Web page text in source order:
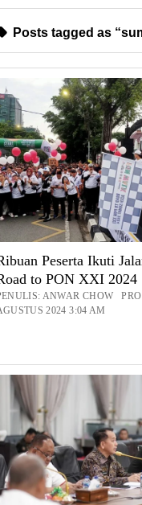
Posts tagged as
Peserta Ikuti
to PON XXI 2024
ANWAR CHOW
2024 3:04 AM